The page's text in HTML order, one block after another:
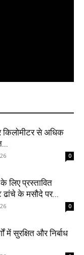
किलोमीटर से अधिक
0
लिए प्रस्तावित
के मसौदे पर...
0
में सुरक्षित और निर्बाध